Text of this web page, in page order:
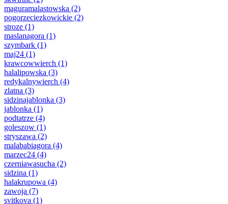
maguramalastowska (2)
pogorzeciezkowickie (2)
stroze (1)
maslanagora (1)
szymbark (1)
maj24 (1)
krawcowwierch (1)
halalipowska (3)
redykalnywierch (4)
zlatna (3)
sidzinajablonka (3)
jablonka (1)
podtatrze (4)
goleszow (1)
stryszawa (2)
malababiagora (4)
marzec24 (4)
czerniawasucha (2)
sidzina (1)
halakrupowa (4)
zawoja (7)
svitkova (1)